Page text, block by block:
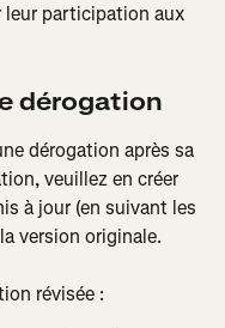
leur participation aux
dérogation
dérogation après sa
veuillez en créer
à jour (en suivant les
version originale.
révisée :